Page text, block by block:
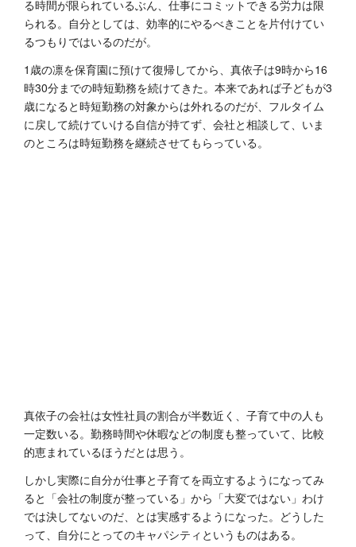
る時間が限られているぶん、仕事にコミットできる労力は限
られる。自分としては、効率的にやるべきことを片付けてい
るつもりではいるのだが。
1歳の凛を保育園に預けて復帰してから、真依子は9時から16
時30分までの時短勤務を続けてきた。本来であれば子どもが3
歳になると時短勤務の対象からは外れるのだが、フルタイム
に戻して続けていける自信が持てず、会社と相談して、いま
のところは時短勤務を継続させてもらっている。
真依子の会社は女性社員の割合が半数近く、子育て中の人も
一定数いる。勤務時間や休暇などの制度も整っていて、比較
的恵まれているほうだとは思う。
しかし実際に自分が仕事と子育てを両立するようになってみ
ると「会社の制度が整っている」から「大変ではない」わけ
では決してないのだ、とは実感するようになった。どうした
って、自分にとってのキャパシティというものはある。